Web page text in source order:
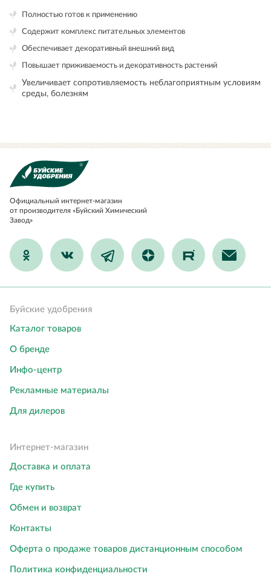
Полностью готов к применению
Содержит комплекс питательных элементов
Обеспечивает декоративный внешний вид
Повышает приживаемость и декоративность растений
Увеличивает сопротивляемость неблагоприятным условиям
среды, болезням
Официальный интернет-магазин
от производителя «Буйский Химический
Завод»
Буйские удобрения
Каталог товаров
О бренде
Инфо-центр
Рекламные материалы
Для дилеров
Интернет-магазин
Доставка и оплата
Где купить
Обмен и возврат
Контакты
Оферта о продаже товаров дистанционным способом
Политика конфиденциальности